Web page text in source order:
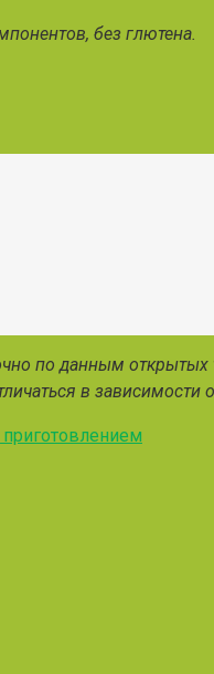
без глютена.
по данным
в зависимости